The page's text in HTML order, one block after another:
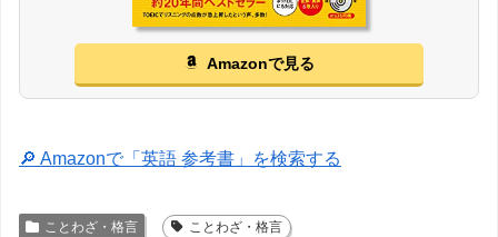
Amazonで見る
🔎 Amazonで「英語 参考書」を検索する
ことわざ・格言 ことわざ・格言